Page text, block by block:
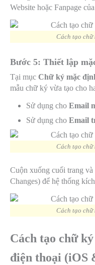
Website hoặc Fanpage
Cách tạo chữ
Bước 5: Thiết lập
Tại mục Chữ ký mặc
mẫu chữ ký vừa tạo cho
Sử dụng cho Email
Sử dụng cho Email
Cách tạo chữ
Cuộn xuống cuối trang và
Changes) để hệ thống
Cách tạo chữ
Cách tạo chữ
điện thoại (iOS